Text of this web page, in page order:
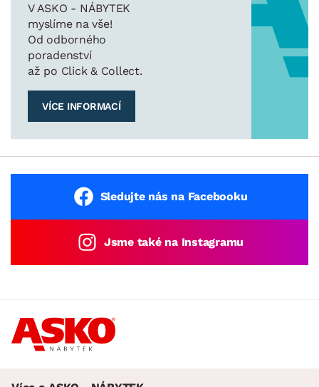
V ASKO - NÁBYTEK
myslíme na vše!
Od odborného
poradenství
až po Click & Collect.
VÍCE INFORMACÍ
Sledujte nás na Facebooku
Jsme také na Instagramu